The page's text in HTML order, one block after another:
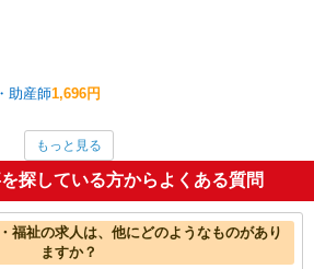
助産師1,696円
円
給を見る
もっと見る
探している方からよくある質問
福祉の求人は、他にどのようなものがあり
ますか？